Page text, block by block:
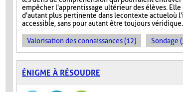
empêcher l'apprentissage ultérieur des élèves. Elle
d'autant plus pertinente dans le contexte actuel
accessible, sans pour autant être toujours véridique.
Valorisation des connaissances (12) Sondage
ÉNIGME À RÉSOUDRE